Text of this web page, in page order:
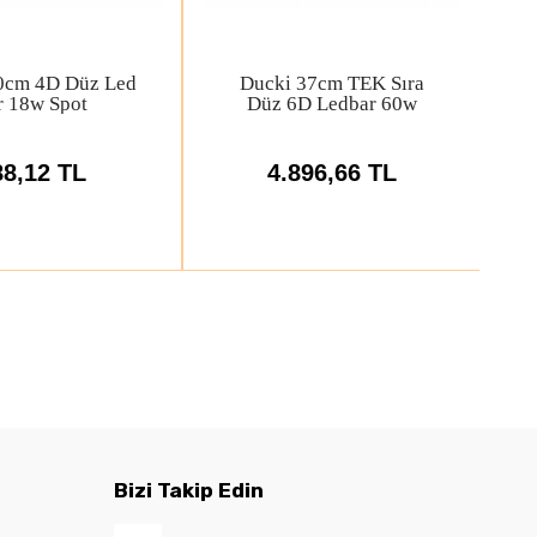
130cm Düz 5D
Led Bar 300w
TL
Ducki 105cm Kavisli
Oval 5D Led Bar 240w
9.401,35 TL
Bizi Takip Edin